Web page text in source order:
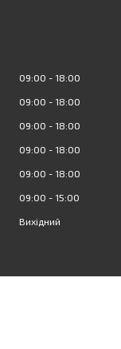
09:00 18:00
09:00 18:00
09:00 18:00
09:00 18:00
09:00 18:00
09:00 15:00
Вихідний